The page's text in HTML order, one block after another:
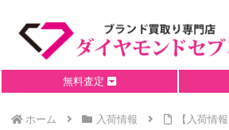
無料査定
ホーム 入荷情報
【入荷情